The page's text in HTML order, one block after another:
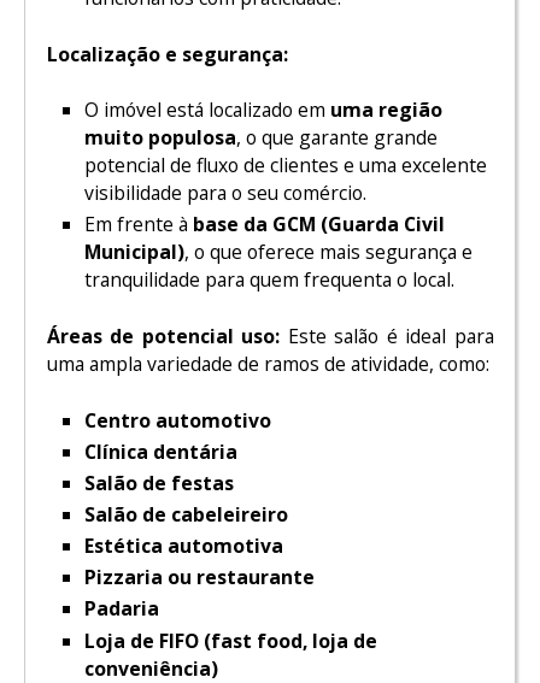
Localização e segurança:
O imóvel está localizado em uma região
muito populosa, o que garante grande
potencial de fluxo de clientes e uma excelente
visibilidade para o seu comércio.
Em frente à base da GCM (Guarda Civil
Municipal), o que oferece mais segurança e
tranquilidade para quem frequenta o local.
Áreas de potencial uso: Este salão é ideal para
uma ampla variedade de ramos de atividade, como:
Centro automotivo
Clínica dentária
Salão de festas
Salão de cabeleireiro
Estética automotiva
Pizzaria ou restaurante
Padaria
Loja de FIFO (fast food, loja de
conveniência)